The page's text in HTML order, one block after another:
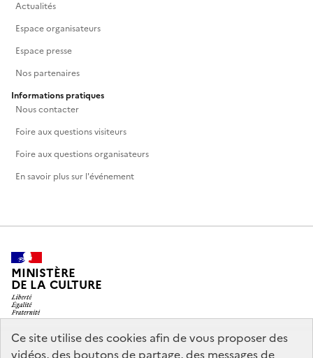
Ce site utilise des cookies afin de vous proposer des
vidéos, des boutons de partage, des messages de
Actualités
Espace organisateurs
Espace presse
Nos partenaires
Informations pratiques
Nous contacter
Foire aux questions visiteurs
Foire aux questions organisateurs
En savoir plus sur l'événement
MINISTÈRE
DE LA CULTURE